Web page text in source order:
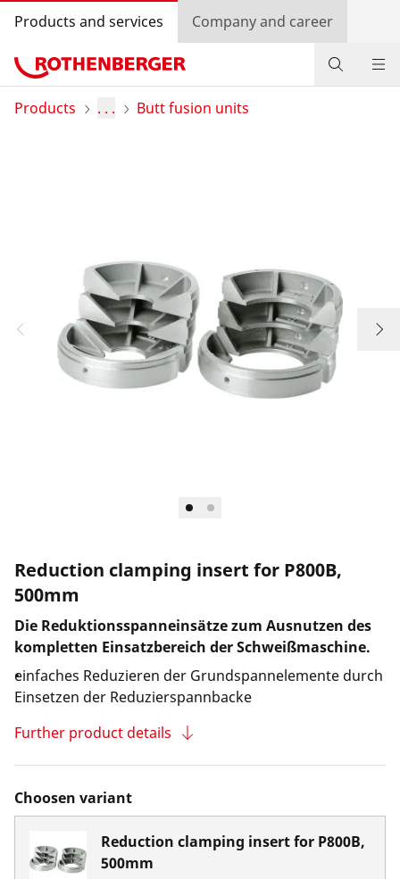
Products and services Company and career
Products
Country selection
Company and career
Products . . . Butt fusion units
Reduction clamping insert for P800B,
500mm
Die Reduktionsspanneinsätze zum Ausnutzen des
kompletten Einsatzbereich der Schweißmaschine.
einfaches Reduzieren der Grundspannelemente durch
Einsetzen der Reduzierspannbacke
Further product details
Choosen variant
Reduction clamping insert for P800B,
500mm